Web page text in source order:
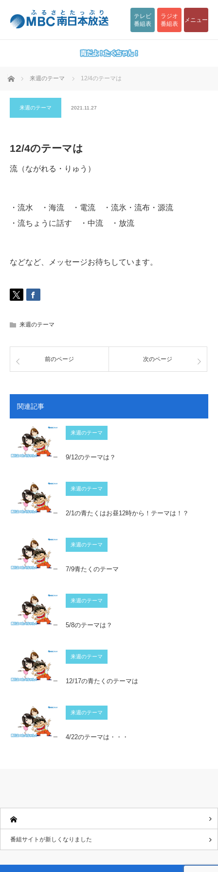
テレビ
番組表
ラジオ
番組表
メニュー
ホーム 来週のテーマ 12/4のテーマは
来週のテーマ 2021.11.27
12/4のテーマは
流（ながれる・りゅう）
・流水 ・海流 ・電流 ・流氷・流布・源流
・流ちょうに話す ・中流 ・放流
などなど、メッセージお待ちしています。
来週のテーマ
前のページ 次のページ
関連記事
来週のテーマ
9/12のテーマは？
来週のテーマ
2/1の青たくはお昼12時から！テーマは！？
来週のテーマ
7/9青たくのテーマ
来週のテーマ
5/8のテーマは？
来週のテーマ
12/17の青たくのテーマは
来週のテーマ
4/22のテーマは・・・
番組サイトが新しくなりました